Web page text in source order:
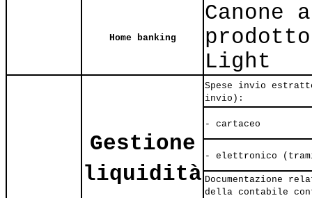
Home banking
Canone
prodotto
Light
Gestione
liquidità
Spese invio
invio):
- cartaceo
- elettronico
Documentazione
della contabile